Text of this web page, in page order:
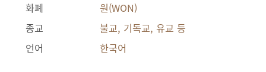
화폐
원(WON)
종교
불교, 기독교, 유교 등
언어
한국어